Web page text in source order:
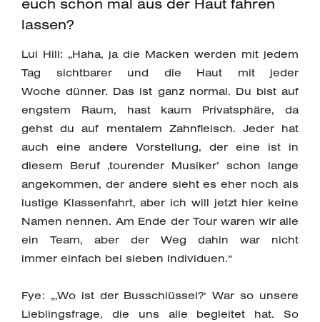
euch schon mal aus der Haut fahren
lassen?
Lui Hill: „Haha, ja die Macken werden mit jedem
Tag sichtbarer und die Haut mit jeder
Woche dünner. Das ist ganz normal. Du bist auf
engstem Raum, hast kaum Privatsphäre, da
gehst du auf mentalem Zahnfleisch. Jeder hat
auch eine andere Vorstellung, der eine ist in
diesem Beruf ‚tourender Musiker’ schon lange
angekommen, der andere sieht es eher noch als
lustige Klassenfahrt, aber ich will jetzt hier keine
Namen nennen. Am Ende der Tour waren wir alle
ein Team, aber der Weg dahin war nicht
immer einfach bei sieben Individuen.“
Fye: „‚Wo ist der Busschlüssel?‘ War so unsere
Lieblingsfrage, die uns alle begleitet hat. So